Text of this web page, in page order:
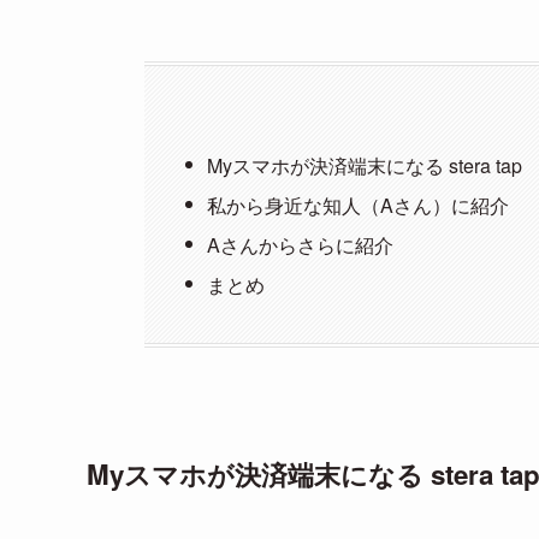
Myスマホが決済端末になる stera tap
私から身近な知人（Aさん）に紹介
Aさんからさらに紹介
まとめ
Myスマホが決済端末になる stera tap